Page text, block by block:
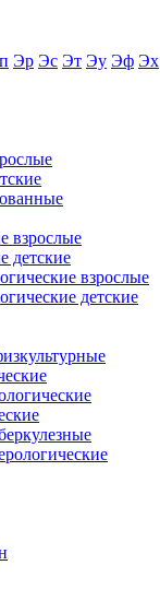
Эр Эс Эт Эу Эф Эх
взрослые
детские
взрослые
детские